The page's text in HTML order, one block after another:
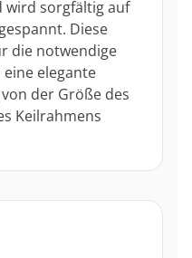
wird sorgfältig auf
Diese
die notwendige
elegante
der Größe des
Keilrahmens